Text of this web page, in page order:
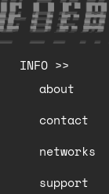
INFO >>
about
contact
networks
support